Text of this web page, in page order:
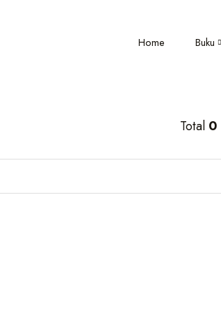
Home Buku
Total 0